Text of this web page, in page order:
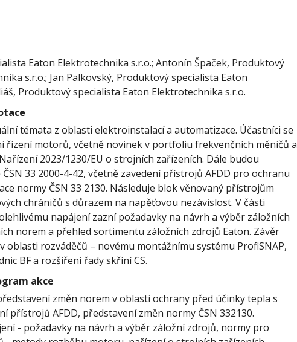
Eaton Elektrotechnika s.r.o.; Antonín Špaček, Produktový
s.r.o.; Jan Palkovský, Produktový specialista Eaton
Produktový specialista Eaton Elektrotechnika s.r.o.
témata z oblasti elektroinstalací a automatizace. Účastníci se
řízení motorů, včetně novinek v portfoliu frekvenčních měničů a
2023/1230/EU o strojních zařízeních. Dále budou
33 2000-4-42, včetně zavedení přístrojů AFDD pro ochranu
normy ČSN 33 2130. Následuje blok věnovaný přístrojům
chráničů s důrazem na napěťovou nezávislost. V části
napájení zazní požadavky na návrh a výběr záložních
norem a přehled sortimentu záložních zdrojů Eaton. Závěr
oblasti rozváděčů – novému montážnímu systému ProfiSNAP,
BF a rozšíření řady skříní CS.
akce
změn norem v oblasti ochrany před účinky tepla s
přístrojů AFDD, představení změn normy ČSN 332130.
- požadavky na návrh a výběr záložní zdrojů, normy pro